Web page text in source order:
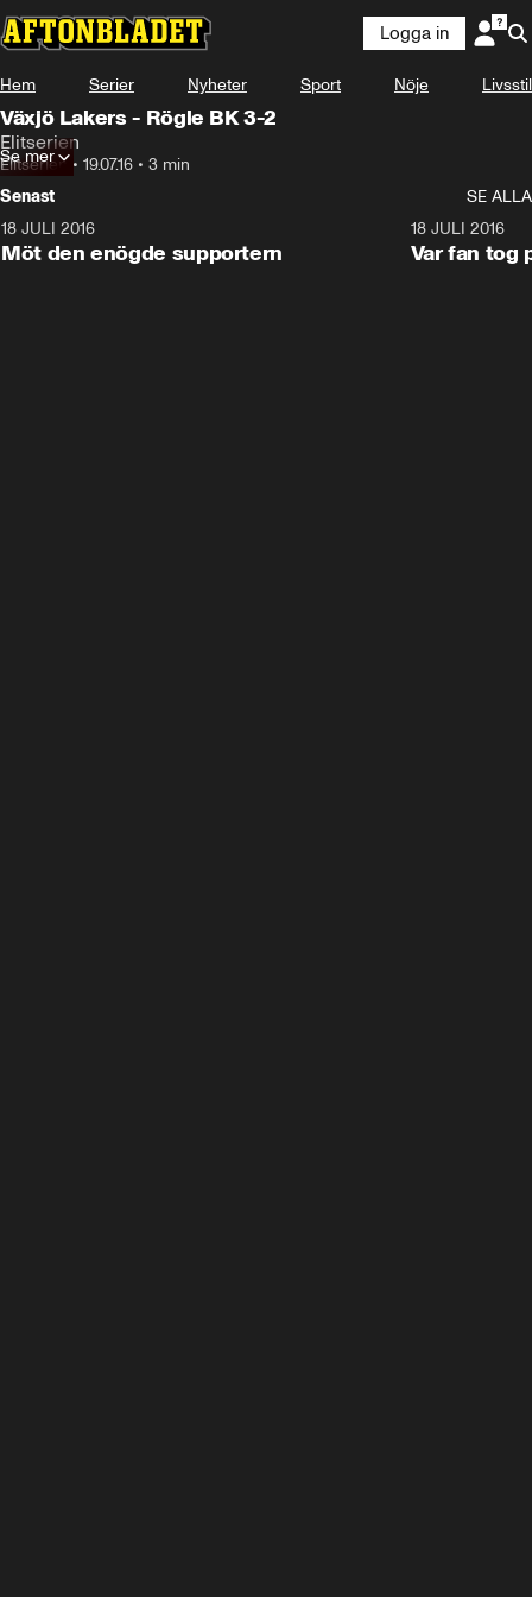
Logga in
Hem Serier Nyheter Sport Nöje Livsstil
Växjö Lakers - Rögle BK 3-2
Elitserien
Elitserien• 19.07.16 • 3 min
Se mer
Senast
SE ALLA
18 JULI 2016
Möt den enögde supportern
18 JULI 2016
Var fan tog